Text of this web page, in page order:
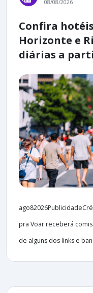
08/08/2026
Confira
Horizonte e
diárias a
pra Voar receberá
de alguns dos links e